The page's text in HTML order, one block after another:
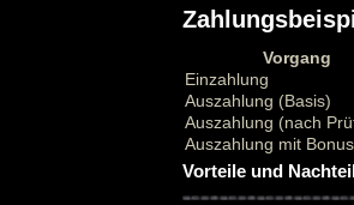
Vorgang
Einzahlung
Auszahlung (Basis)
Auszahlung (nach
Auszahlung mit
Vorteile und